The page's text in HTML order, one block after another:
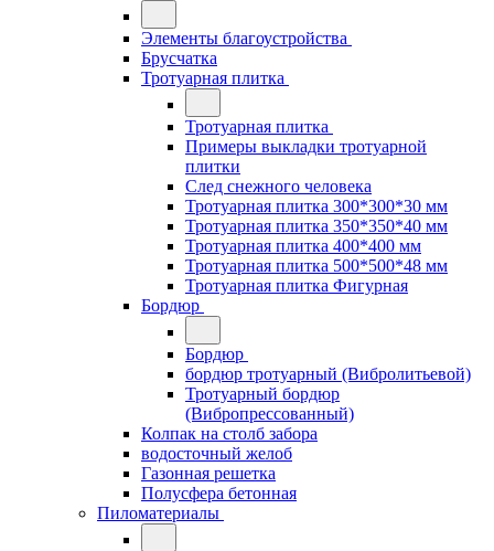
Элементы благоустройства
Брусчатка
Тротуарная плитка
Тротуарная плитка
Примеры выкладки тротуарной
плитки
След снежного человека
Тротуарная плитка 300*300*30 мм
Тротуарная плитка 350*350*40 мм
Тротуарная плитка 400*400 мм
Тротуарная плитка 500*500*48 мм
Тротуарная плитка Фигурная
Бордюр
Бордюр
бордюр тротуарный (Вибролитьевой)
Тротуарный бордюр
(Вибропрессованный)
Колпак на столб забора
водосточный желоб
Газонная решетка
Полусфера бетонная
Пиломатериалы